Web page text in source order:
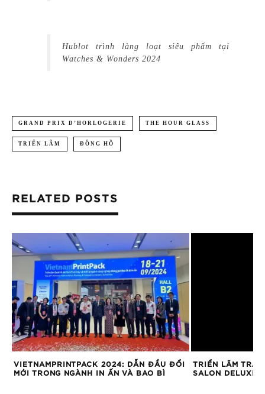
Hublot trình làng loạt siêu phẩm tại
Watches & Wonders 2024
GRAND PRIX D’HORLOGERIE THE HOUR GLASS
TRIỂN LÃM ĐỒNG HỒ
RELATED POSTS
VIETNAMPRINTPACK 2024: DẪN ĐẦU ĐỔI
MỚI TRONG NGÀNH IN ẤN VÀ BAO BÌ
TRIỂN LÃM
SALON DELUXE